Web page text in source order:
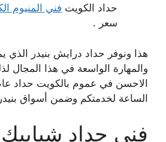
حداد الكويت فني المنيوم
سعر .
هذا ونوفر حداد درايش بنيدر الذي
والمهارة الواسعة في هذا المجال
الاحسن في عموم بالكويت حداد
الساعة لخدمتكم وضمن أسواق بنيدر
فني حداد شبابيك